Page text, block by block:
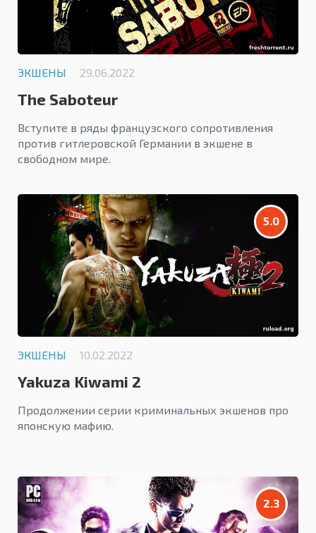
ЭКШЕНЫ 29.06.2022
The Saboteur
Вступите в ряды французского сопротивления
против гитлеровской Германии в экшене в
свободном мире.
5.0
ЭКШЕНЫ 10.02.2022
Yakuza Kiwami 2
Продолжении серии криминальных экшенов про
японскую мафию.
2.3